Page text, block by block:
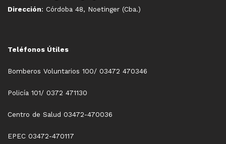
Dirección: Córdoba 48, Noetinger (Cba.)
Teléfonos Útiles
Bomberos Voluntarios 100/ 03472 470346
Policía 101/ 0372 471130
Centro de Salud 03472-470036
EPEC 03472-470117